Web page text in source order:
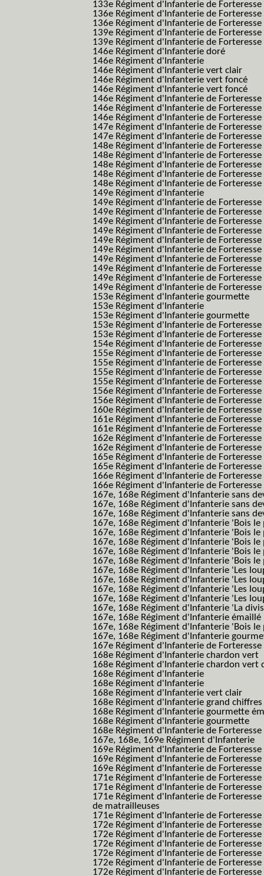
133e Régiment d'Infanterie de Forteresse
136e Régiment d'Infanterie de Forteresse
136e Régiment d'Infanterie de
139e Régiment d'Infanterie de
139e Régiment d'Infanterie de
146e Régiment d'Infanterie doré
146e Régiment d'Infanterie
146e Régiment d'Infanterie vert clair
146e Régiment d'Infanterie vert foncé
146e Régiment d'Infanterie vert foncé
146e Régiment d'Infanterie de
146e Régiment d'Infanterie de
146e Régiment d'Infanterie de
147e Régiment d'Infanterie de Forteresse
147e Régiment d'Infanterie de Forteresse
148e Régiment d'Infanterie de Forteresse
148e Régiment d'Infanterie de Forteresse
148e Régiment d'Infanterie de Forteresse
148e Régiment d'Infanterie de Forteresse
148e Régiment d'Infanterie de Forteresse
149e Régiment d'Infanterie
149e Régiment d'Infanterie de
149e Régiment d'Infanterie de
149e Régiment d'Infanterie de
149e Régiment d'Infanterie de
149e Régiment d'Infanterie de
149e Régiment d'Infanterie de
149e Régiment d'Infanterie de
149e Régiment d'Infanterie de
149e Régiment d'Infanterie de
149e Régiment d'Infanterie de
153e Régiment d'Infanterie gourmette
153e Régiment d'Infanterie
153e Régiment d'Infanterie gourmette
153e Régiment d'Infanterie de
153e Régiment d'Infanterie de
154e Régiment d'Infanterie de Forteresse
155e Régiment d'Infanterie de
155e Régiment d'Infanterie de
155e Régiment d'Infanterie de
155e Régiment d'Infanterie de
156e Régiment d'Infanterie de Forteresse
156e Régiment d'Infanterie de
160e Régiment d'Infanterie de
161e Régiment d'Infanterie de Forteresse
161e Régiment d'Infanterie de
162e Régiment d'Infanterie de Forteresse
162e Régiment d'Infanterie de
165e Régiment d'Infanterie de Forteresse
165e Régiment d'Infanterie de Forteresse
166e Régiment d'Infanterie de Forteresse
166e Régiment d'Infanterie de Forteresse
167e, 168e Régiment d'Infanterie sans
167e, 168e Régiment d'Infanterie sans
167e, 168e Régiment d'Infanterie sans
167e, 168e Régiment d'Infanterie 'Bois
167e, 168e Régiment d'Infanterie 'Bois
167e, 168e Régiment d'Infanterie 'Bois
167e, 168e Régiment d'Infanterie 'Bois
167e, 168e Régiment d'Infanterie 'Bois
167e, 168e Régiment d'Infanterie 'Les
167e, 168e Régiment d'Infanterie 'Les
167e, 168e Régiment d'Infanterie 'Les
167e, 168e Régiment d'Infanterie 'Les
167e, 168e Régiment d'Infanterie 'La
167e, 168e Régiment d'Infanterie émaillé
167e, 168e Régiment d'Infanterie 'Bois
167e, 168e Régiment d'Infanterie
167e Régiment d'Infanterie de
168e Régiment d'Infanterie chardon vert
168e Régiment d'Infanterie chardon vert
168e Régiment d'Infanterie
168e Régiment d'Infanterie
168e Régiment d'Infanterie vert clair
168e Régiment d'Infanterie grand chiffres
168e Régiment d'Infanterie gourmette
168e Régiment d'Infanterie gourmette
168e Régiment d'Infanterie de Forteresse
167e, 168e, 169e Régiment d'Infanterie
169e Régiment d'Infanterie de Forteresse
169e Régiment d'Infanterie de
169e Régiment d'Infanterie de
171e Régiment d'Infanterie de Forteresse
171e Régiment d'Infanterie de
171e Régiment d'Infanterie de
de matrailleuses
171e Régiment d'Infanterie de
172e Régiment d'Infanterie de Forteresse
172e Régiment d'Infanterie de Forteresse
172e Régiment d'Infanterie de
172e Régiment d'Infanterie de
172e Régiment d'Infanterie de
172e Régiment d'Infanterie de